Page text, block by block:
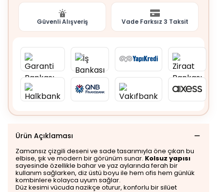
Güvenli Alışveriş Vade Farksız 3 Taksit
Ürün Açıklaması
Zamansız çizgili deseni ve sade tasarımıyla öne çıkan bu
elbise, şık ve modern bir görünüm sunar. Kolsuz yapısı
sayesinde özellikle bahar ve yaz aylarında ferah bir
kullanım sağlarken, diz üstü boyu ile hem ofis hem günlük
kombinlere kolayca uyum sağlar.
Düz kesimi vücuda nazikçe oturur, konforlu bir silüet